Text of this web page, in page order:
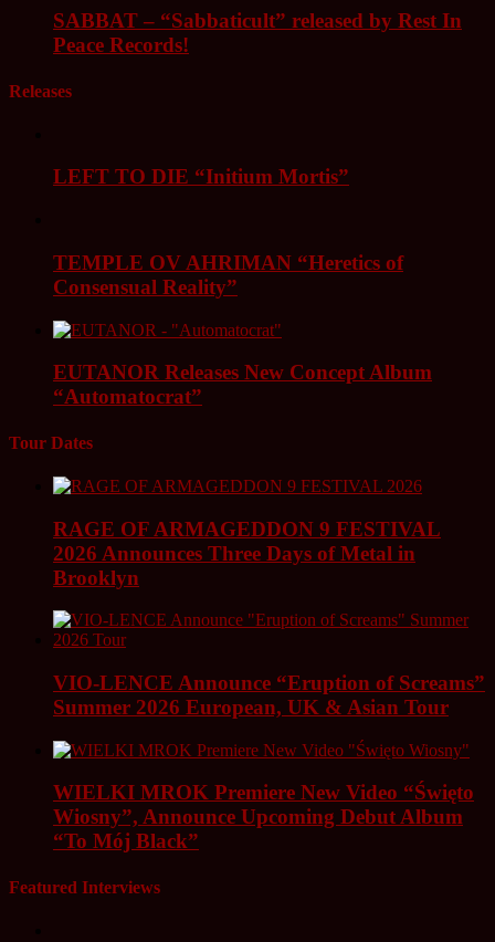
SABBAT – “Sabbaticult” released by Rest In
Peace Records!
Releases
LEFT TO DIE “Initium Mortis”
TEMPLE OV AHRIMAN “Heretics of
Consensual Reality”
EUTANOR Releases New Concept Album
“Automatocrat”
Tour Dates
RAGE OF ARMAGEDDON 9 FESTIVAL
2026 Announces Three Days of Metal in
Brooklyn
VIO-LENCE Announce “Eruption of Screams”
Summer 2026 European, UK & Asian Tour
WIELKI MROK Premiere New Video “Święto
Wiosny”, Announce Upcoming Debut Album
“To Mój Black”
Featured Interviews